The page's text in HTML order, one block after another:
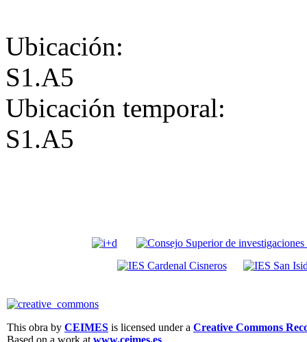
Ubicación:
S1.A5
Ubicación temporal:
S1.A5
This obra by CEIMES is licensed under a Creative Commons
Based on a work at www.ceimes.es.